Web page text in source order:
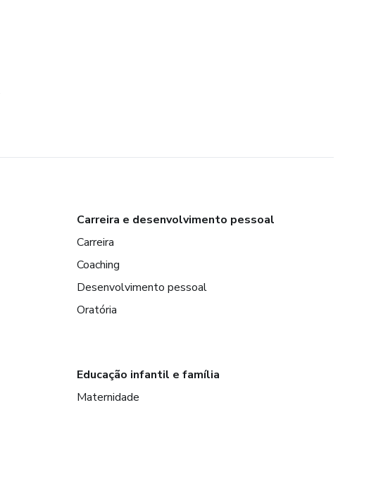
Carreira e desenvolvimento pessoal
Carreira
Coaching
Desenvolvimento pessoal
Oratória
Educação infantil e família
Maternidade